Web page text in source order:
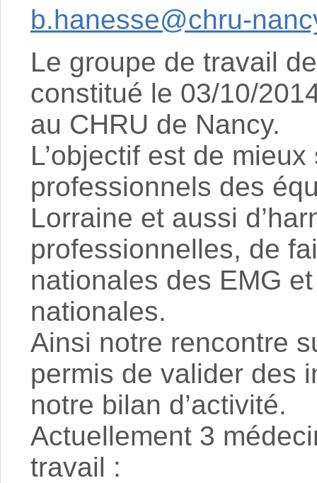
b.hanesse@chru-
Le groupe de travail
constitué le 03/10/
au CHRU de Nancy.
L’objectif est de
professionnels des
Lorraine et aussi
professionnelles, de
nationales des EMG
nationales.
Ainsi notre rencontre
permis de valider des
notre bilan d’activité.
Actuellement 3
travail :